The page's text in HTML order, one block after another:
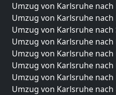
Umzug von Karlsruhe nach
Umzug von Karlsruhe
Umzug von Karlsruhe
Umzug von Karlsruhe
Umzug von Karlsruhe nach
Umzug von Karlsruhe
Umzug von Karlsruhe nach
Umzug von Karlsruhe nach